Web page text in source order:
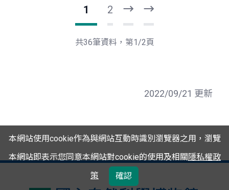
1 2
一
頁
後
一
共36筆資料，第1/2頁
2022/09/21 更新
本網站使用cookie作為與網站互動時識別瀏覽器之用，瀏覽
本網站即表示您同意本網站對cookie的使用及相關隱私權政
策
確認